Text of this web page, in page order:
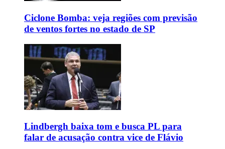
Ciclone Bomba: veja regiões com previsão
de ventos fortes no estado de SP
Lindbergh baixa tom e busca PL para
falar de acusação contra vice de Flávio